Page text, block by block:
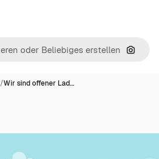
Nach
/Wir sind offener Lad…